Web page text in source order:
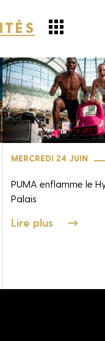
MERCREDI 24 JUIN
PUMA enflamme le
Palais
Lire plus